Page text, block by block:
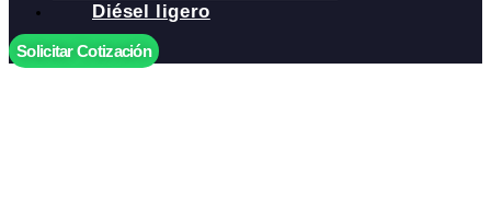
Diésel ligero
Solicitar Cotización